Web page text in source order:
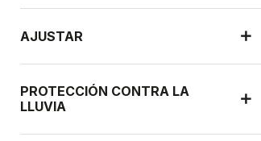
AJUSTAR
PROTECCIÓN CONTRA LA
LLUVIA